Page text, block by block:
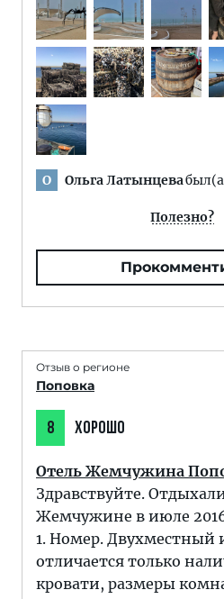
О Ольга Латынцева
Полезно?
Отзыв о регионе
Поповка
8 ХОРОШО
Отель Жемчужина
Здравствуйте.
Жемчужине в июле
1. Номер. Двухместный
отличается только
кровати, размеры